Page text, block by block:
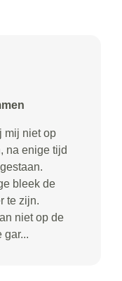
mij niet op
na enige tijd
bleek de
te zijn.
niet op de
gar...